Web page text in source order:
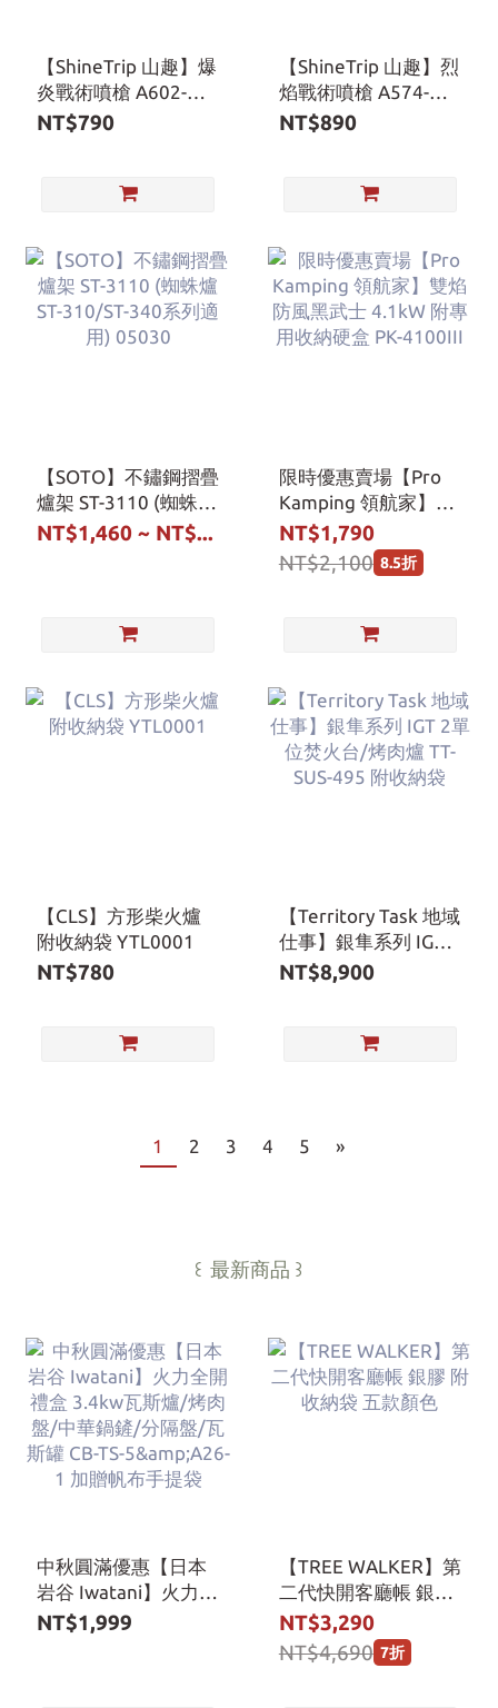
【ShineTrip 山趣】爆
炎戰術噴槍 A602-
H01 旋鈕自由控火
NT$790
【ShineTrip 山趣】烈
焰戰術噴槍 A574-
H01 附收納盒
NT$890
【SOTO】不鏽鋼摺疊
爐架 ST-3110 (蜘蛛爐
ST-310/ST-340系列適
NT$1,460 ~ NT$...
限時優惠賣場【Pro
Kamping 領航家】雙
焰防風黑武士 4.1kW
附專用收納硬盒 PK-
4100III
NT$1,790
NT$2,100 8.5折
【CLS】方形柴火爐
附收納袋 YTL0001
NT$780
【Territory Task 地域
仕事】銀隼系列 IGT 2
單位焚火台/烤肉爐
NT$8,900
1 2 3 4 5 »
꒰ 最新商品 ꒱
中秋圓滿優惠【日本
岩谷 Iwatani】火力全
開禮盒 3.4kw瓦斯爐/
NT$1,999
【TREE WALKER】第
二代快開客廳帳 銀膠
附收納袋 五款顏色
NT$3,290
NT$4,690 7折